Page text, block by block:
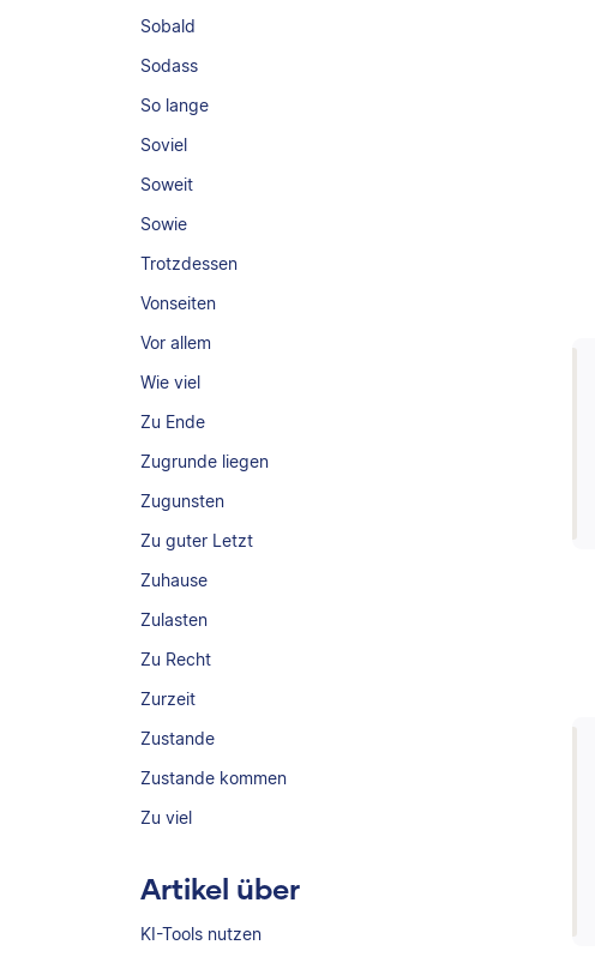
Sobald
Sodass
So lange
Soviel
Soweit
Sowie
Trotzdessen
Vonseiten
Vor allem
Wie viel
Zu Ende
Zugrunde liegen
Zugunsten
Zu guter Letzt
Zuhause
Zulasten
Zu Recht
Zurzeit
Zustande
Zustande kommen
Zu viel
Artikel über
KI-Tools nutzen